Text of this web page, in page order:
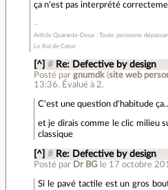
ça n'est pas interprété
Article Quarante-Deux : Toute personne
Le Roi de Cœur
[^] # Re: Defective by design
Posté par gnumdk(site web
13:36. Évalué à 2.
C'est une question d'habitude
et je dirais comme le clic milieu
classique
[^] # Re: Defective by design
Posté par Dr BG le 17 octobre
Si le pavé tactile est un gros